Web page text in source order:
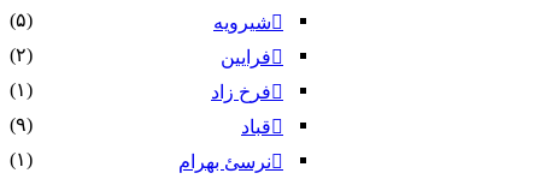
شیرویه
(۵)
فرایین
(۲)
فرخ زاد
(۱)
قباد
(۹)
نرسئ بهرام‏
(۱)